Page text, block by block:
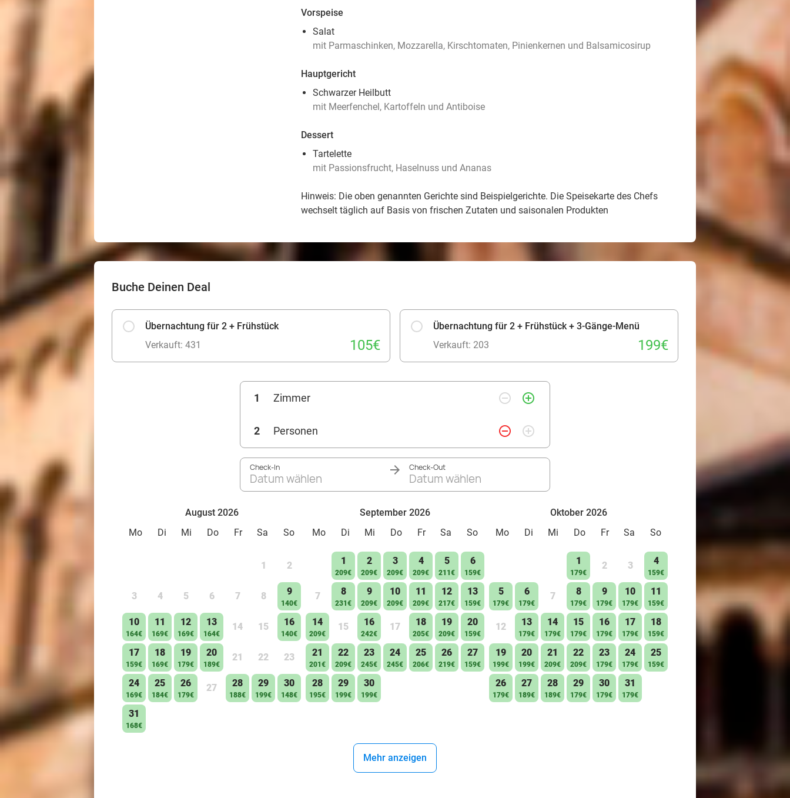
Vorspeise
Salat
mit Parmaschinken, Mozzarella, Kirschtomaten, Pinienkernen und Balsamicosirup
Hauptgericht
Schwarzer Heilbutt
mit Meerfenchel, Kartoffeln und Antiboise
Dessert
Tartelette
mit Passionsfrucht, Haselnuss und Ananas
Hinweis: Die oben genannten Gerichte sind Beispielgerichte. Die Speisekarte des Chefs
wechselt täglich auf Basis von frischen Zutaten und saisonalen Produkten
Buche Deinen Deal
Übernachtung für 2 + Frühstück
Verkauft: 431
105€
Übernachtung für 2 + Frühstück + 3-Gänge-Menü
Verkauft: 203
199€
1 Zimmer remove_circle_outline add_circle_outline
2 Personen remove_circle_outline add_circle_outline
Check-In
Datum wählen
Check-Out
Datum wählen
August 2026
Mo
Di Mi Do Fr Sa So
1 2
3 4 5 6 7 8 9
140€
10
164€
11
169€
12
169€
13
164€
14 15 16
140€
17
159€
18
169€
19
179€
20
189€
21 22 23
24
169€
25
184€
26
179€
27 28
188€
29
199€
30
148€
31
168€
September 2026
Mo
Di Mi Do Fr Sa So
1
209€
2
209€
3
209€
4
209€
5
211€
6
159€
7 8
231€
9
209€
10
209€
11
209€
12
217€
13
159€
14
209€
15 16
242€
17 18
205€
19
209€
20
159€
21
201€
22
209€
23
245€
24
245€
25
206€
26
219€
27
159€
28
195€
29
199€
30
199€
Oktober 2026
Mo
Di Mi Do Fr Sa So
1
179€
2 3 4
159€
5
179€
6
179€
7 8
179€
9
179€
10
179€
11
159€
12 13
179€
14
179€
15
179€
16
179€
17
179€
18
159€
19
199€
20
199€
21
209€
22
209€
23
179€
24
179€
25
159€
26
179€
27
189€
28
189€
29
179€
30
179€
31
179€
Mehr anzeigen